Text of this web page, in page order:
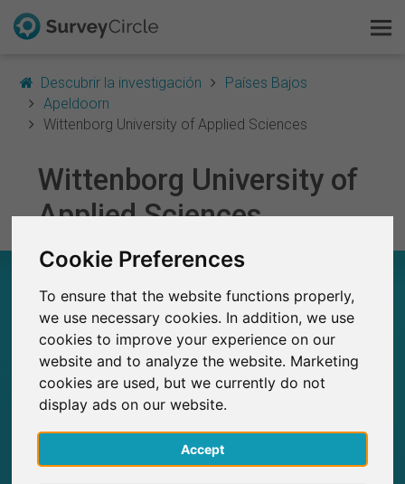
Cookie Preferences
To ensure that the website functions properly,
we use necessary cookies. In addition, we use
cookies to improve your experience on our
website and to analyze the website. Marketing
cookies are used, but we currently do not
display ads on our website.
Accept
Descubrir la investigación
Países Bajos
Apeldoorn
Wittenborg University of Applied Sciences
Wittenborg University of
Applied Sciences
SCIENCES – EN RESUMEN
0
Número total de estudios publicados en
SurveyCircle
0
Estudios actuales en SurveyCircle
Esto es SurveyCircle
Survey Ranking
Explorar la investigación
FAQ
Regístrate gratis
Iniciar sesión
English